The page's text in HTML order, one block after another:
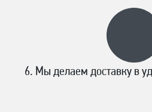
Мы делаем доставку в